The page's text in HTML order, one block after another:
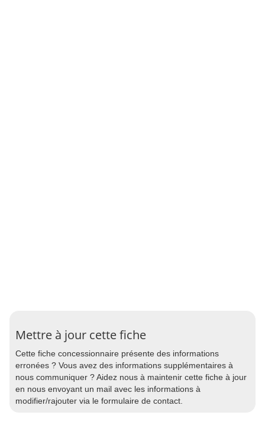
Mettre à jour cette fiche
Cette fiche concessionnaire présente des informations
erronées ? Vous avez des informations supplémentaires à
nous communiquer ? Aidez nous à maintenir cette fiche à jour
en nous envoyant un mail avec les informations à
modifier/rajouter via le formulaire de contact.